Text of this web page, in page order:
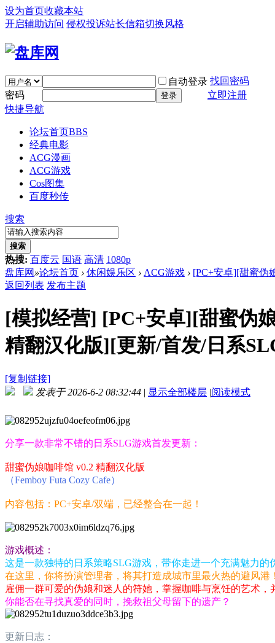
设为首页收藏本站
开启辅助访问 侵权投诉站长信箱切换风格
自动登录 找回密码
密码
登录
立即注册
快捷导航
论坛首页BBS
经典电影
ACG漫画
ACG游戏
Cos图集
百度秒传
搜索
搜索
热搜: 百度云 国语 高清 1080p
盘库网 »论坛首页 › 休闲娱乐区 › ACG游戏 › [PC+安卓][甜蜜伪
返回列表 发布主题
[模拟经营] [PC+安卓][甜蜜伪
精翻汉化版][更新/首发/日系
[复制链接]
发表于 2026-6-2 08:32:44 | 显示全部楼层 |阅读模式
分享一款非常不错的日系SLG游戏首发更新：
甜蜜伪娘咖啡馆 v0.2 精翻汉化版
（Femboy Futa Cozy Cafe）
内容包括：PC+安卓/双端，已经整合在一起！
游戏概述：
这是一款独特的日系策略SLG游戏，带你走进一个充满魅力的
在这里，你将扮演管理者，将其打造成城市里最火热的避风港
雇佣一群可爱的伪娘和迷人的符她，掌握咖啡与烹饪的艺术，
你能否在寻找真爱的同时，挽救祖父母留下的遗产？
更新日志：